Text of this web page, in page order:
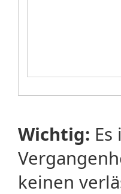
Wichtig:
keinen